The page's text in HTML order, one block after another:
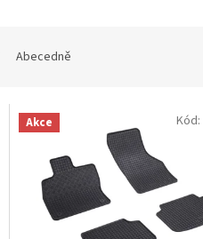
Abecedně
Akce Kód: